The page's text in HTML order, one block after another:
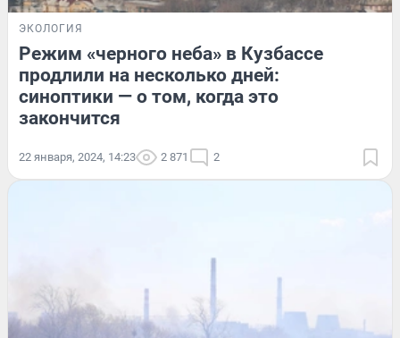
ЭКОЛОГИЯ
Режим «черного неба» в Кузбассе
продлили на несколько дней:
синоптики — о том, когда это
закончится
22 января, 2024, 14:23 2 871 2